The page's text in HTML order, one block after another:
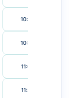
10:00 AM
10:30 AM
11:00 AM
11:30 AM